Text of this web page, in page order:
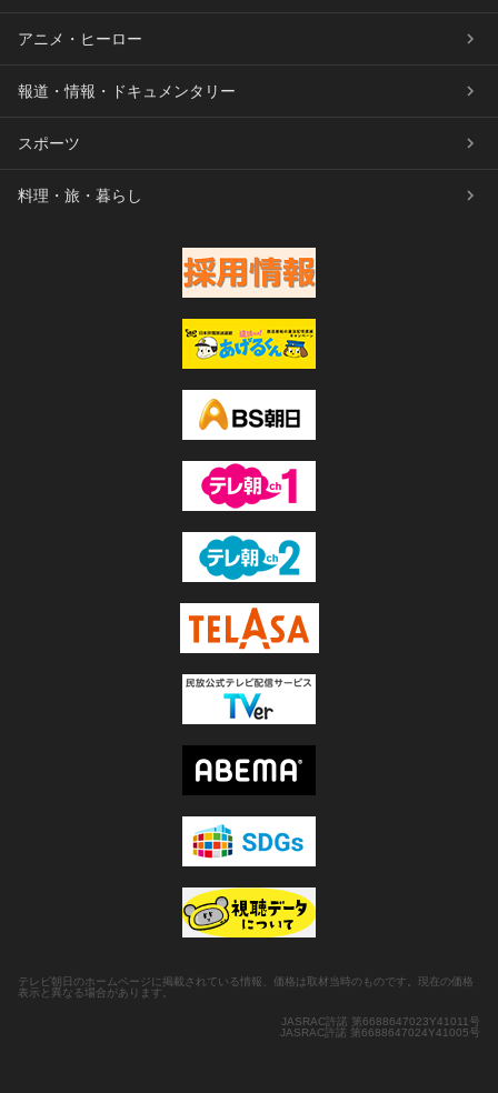
アニメ・ヒーロー
報道・情報・ドキュメンタリー
スポーツ
料理・旅・暮らし
テレビ朝日のホームページに掲載されている情報、価格は取材当時のものです。現在の価格
表示と異なる場合があります。
JASRAC許諾 第6688647023Y41011号
JASRAC許諾 第6688647024Y41005号